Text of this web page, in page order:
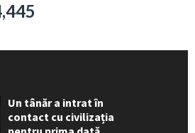
Un tânăr a intrat în
contact cu civilizația